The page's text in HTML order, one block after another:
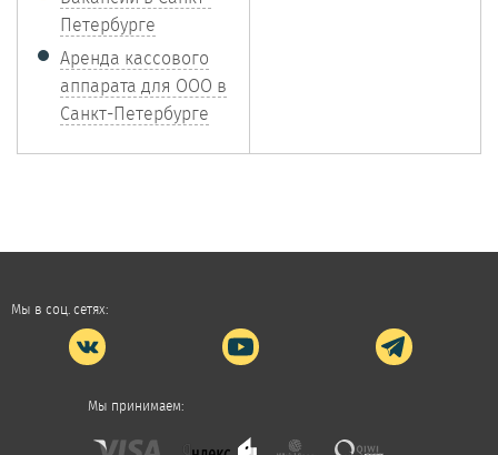
Петербурге
Аренда кассового
аппарата для ООО в
Санкт-Петербурге
Мы в соц. сетях:
Мы принимаем: